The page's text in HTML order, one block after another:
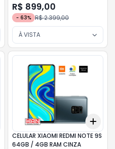
R$ 899,00
- 63% R$ 2.399,00
À VISTA
+10 Add
CELULAR XIAOMI REDMI NOTE 9S
64GB / 4GB RAM CINZA